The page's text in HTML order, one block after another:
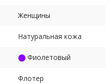
Женщины
Натуральная кожа
Фиолетовый
Флотер